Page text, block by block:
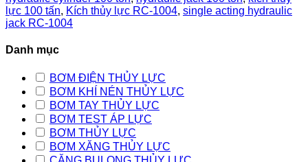
lực 100 tấn, Kích thủy lực RC-1004, single acting hydraulic
jack RC-1004
Danh mục
BƠM ĐIỆN THỦY LỰC
BƠM KHÍ NÉN THỦY LỰC
BƠM TAY THỦY LỰC
BƠM TEST ÁP LỰC
BƠM THỦY LỰC
BƠM XĂNG THỦY LỰC